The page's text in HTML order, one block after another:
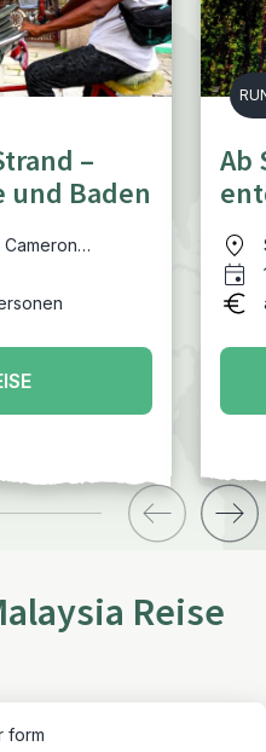
–
und Baden
- Pulau
Ab
Reise
form